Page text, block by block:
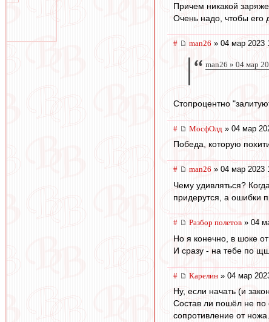
Причем никакой
Очень надо, чтобы его
# man26 » 04 мар 2023
man26 » 04 мар
Стопроцентно
# МосфОлд » 04 мар
Победа, которую
# man26 » 04 мар 2023
Чему удивляться?
придерутся, а ошибки
# Разбор полетов » 04
Но я конечно, в шоке
И сразу - на тебе по
# Карелин » 04 мар
Ну, если начать (и
Состав ли пошёл не по
сопротивление от